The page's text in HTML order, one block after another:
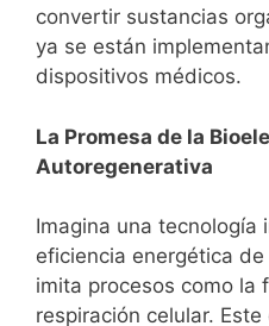
convertir sustancias
ya se están
dispositivos médicos.
La Promesa de la
Autoregenerativa
Imagina una tecnología
eficiencia energética
imita procesos como la
respiración celular.